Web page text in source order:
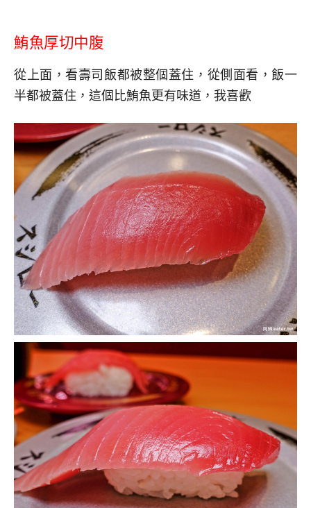
鮪魚厚切中腹
從上面，看壽司飯都被整個蓋住，從側面看，飯一
半都被蓋住，這個比鮪魚更有味道，我喜歡